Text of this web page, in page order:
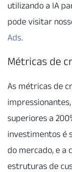
utilizando a IA
pode visitar
Ads.
Métricas de
As métricas de
superiores a
investimentos é
do mercado, e a
estruturas de